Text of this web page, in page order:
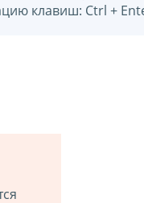
клавиш: Ctrl +